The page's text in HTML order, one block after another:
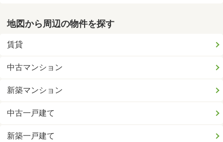
地図から周辺の物件を探す
賃貸
中古マンション
新築マンション
中古一戸建て
新築一戸建て